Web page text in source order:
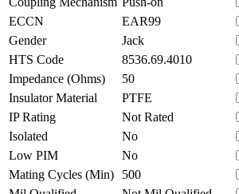
ECCN
EAR99
Gender
Jack
HTS Code
8536.69.4010
Impedance (Ohms)
50
Insulator Material
PTFE
IP Rating
Not Rated
Isolated
No
Low PIM
No
Mating Cycles (Min)
500